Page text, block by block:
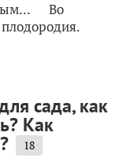
Во
плодородия.
сада, как
Как
18